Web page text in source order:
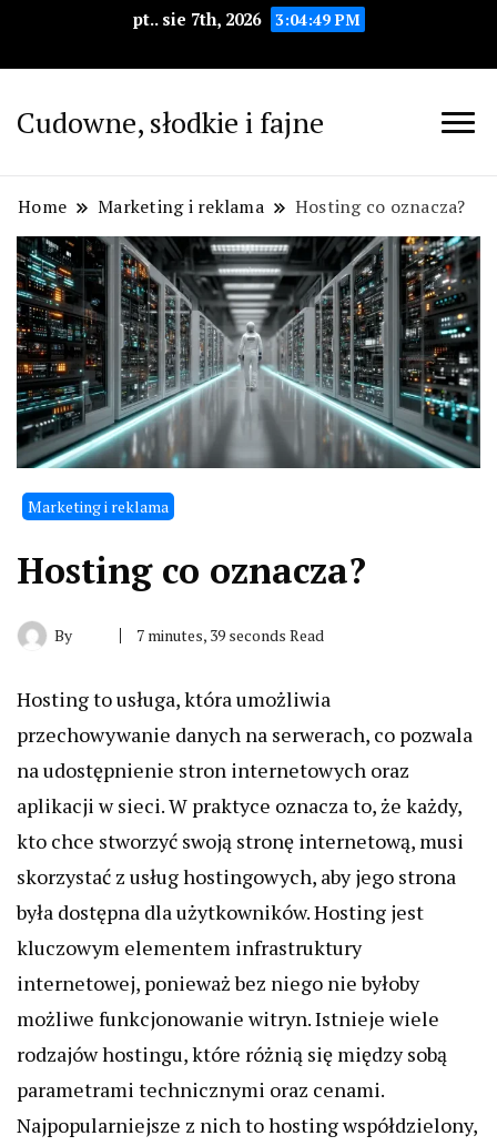
pt.. sie 7th, 2026 3:04:50 PM
Cudowne, słodkie i fajne
Home Marketing i reklama Hosting co oznacza?
Marketing i reklama
Hosting co oznacza?
By 7 minutes, 39 seconds Read
Hosting to usługa, która umożliwia
przechowywanie danych na serwerach, co pozwala
na udostępnienie stron internetowych oraz
aplikacji w sieci. W praktyce oznacza to, że każdy,
kto chce stworzyć swoją stronę internetową, musi
skorzystać z usług hostingowych, aby jego strona
była dostępna dla użytkowników. Hosting jest
kluczowym elementem infrastruktury
internetowej, ponieważ bez niego nie byłoby
możliwe funkcjonowanie witryn. Istnieje wiele
rodzajów hostingu, które różnią się między sobą
parametrami technicznymi oraz cenami.
Najpopularniejsze z nich to hosting współdzielony,